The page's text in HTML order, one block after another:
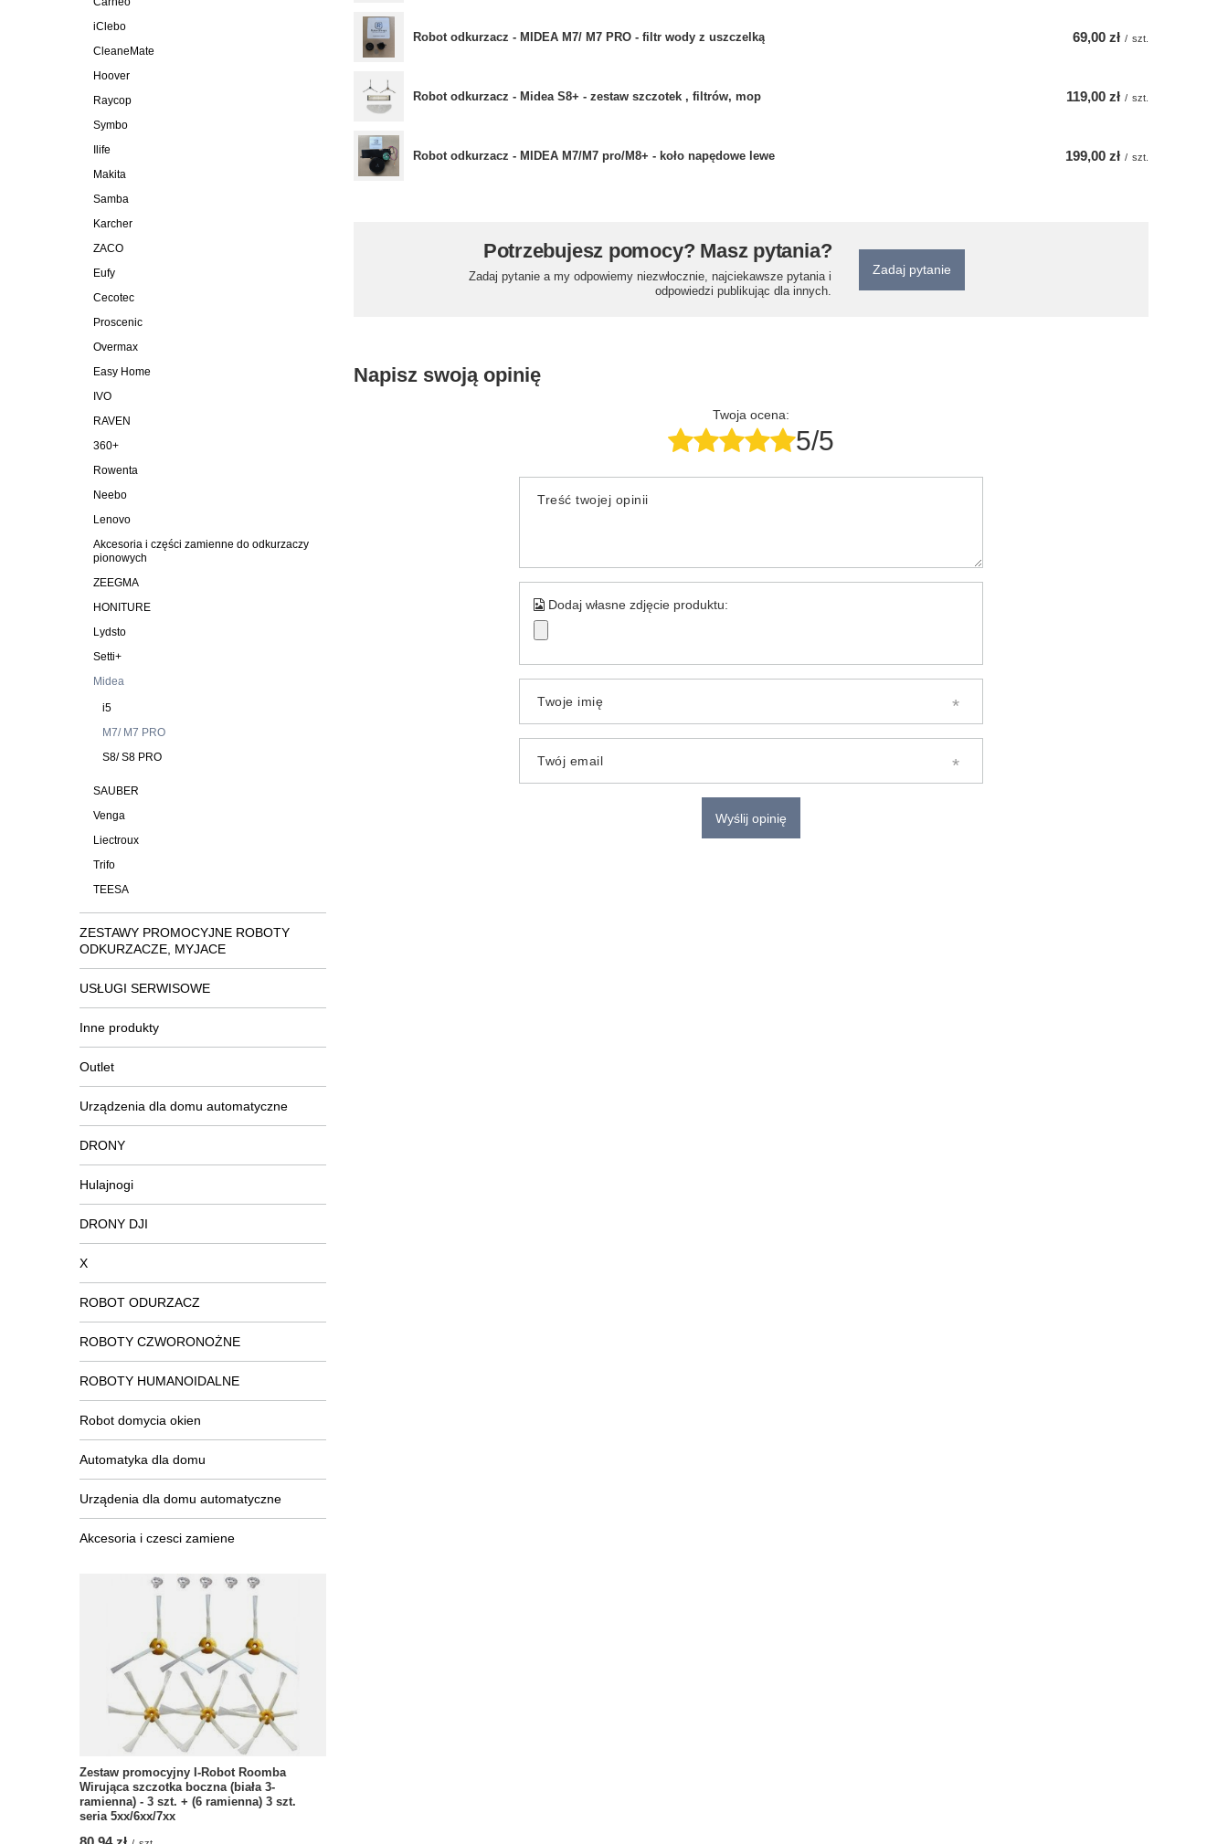
iClebo
CleaneMate
Hoover
Raycop
Symbo
Ilife
Makita
Samba
Karcher
ZACO
Eufy
Cecotec
Proscenic
Overmax
Easy Home
IVO
RAVEN
360+
Rowenta
Neebo
Lenovo
Akcesoria i części zamienne do odkurzaczy
pionowych
ZEEGMA
HONITURE
Lydsto
Setti+
Midea
i5
M7/ M7 PRO
S8/ S8 PRO
SAUBER
Venga
Liectroux
Trifo
TEESA
ZESTAWY PROMOCYJNE ROBOTY
ODKURZACZE, MYJACE
USŁUGI SERWISOWE
Inne produkty
Outlet
Urządzenia dla domu automatyczne
DRONY
Hulajnogi
DRONY DJI
X
ROBOT ODURZACZ
ROBOTY CZWORONOŻNE
ROBOTY HUMANOIDALNE
Robot domycia okien
Automatyka dla domu
Urządenia dla domu automatyczne
Akcesoria i czesci zamiene
Zestaw promocyjny I-Robot Roomba
Wirująca szczotka boczna (biała 3-
ramienna) - 3 szt. + (6 ramienna) 3 szt.
seria 5xx/6xx/7xx
Robot odkurzacz - MIDEA M7/ M7 PRO - filtr wody z uszczelką 69,00 zł / szt.
Robot odkurzacz - Midea S8+ - zestaw szczotek , filtrów, mop 119,00 zł / szt.
Robot odkurzacz - MIDEA M7/M7 pro/M8+ - koło napędowe lewe 199,00 zł / szt.
Potrzebujesz pomocy? Masz pytania?
Zadaj pytanie a my odpowiemy niezwłocznie, najciekawsze pytania i
odpowiedzi publikując dla innych.
Zadaj pytanie
Napisz swoją opinię
Twoja ocena:
5/5
Treść twojej opinii
Dodaj własne zdjęcie produktu:
Twoje imię
Twój email
Wyślij opinię